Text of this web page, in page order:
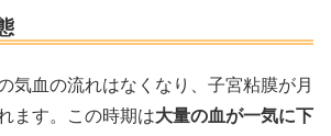
気血の流れはなくなり、子宮粘膜が月
ます。この時期は大量の血が一気に下